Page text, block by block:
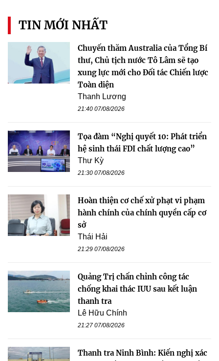
TIN MỚI NHẤT
Chuyến thăm Australia của Tổng Bí
thư, Chủ tịch nước Tô Lâm sẽ tạo
xung lực mới cho Đối tác Chiến lược
Toàn diện
Thanh Lương
21:40 07/08/2026
Tọa đàm “Nghị quyết 10: Phát triển
hệ sinh thái FDI chất lượng cao”
Thư Kỳ
21:30 07/08/2026
Hoàn thiện cơ chế xử phạt vi phạm
hành chính của chính quyền cấp cơ
sở
Thái Hải
21:29 07/08/2026
Quảng Trị chấn chỉnh công tác
chống khai thác IUU sau kết luận
thanh tra
Lê Hữu Chính
21:27 07/08/2026
Thanh tra Ninh Bình: Kiến nghị xác